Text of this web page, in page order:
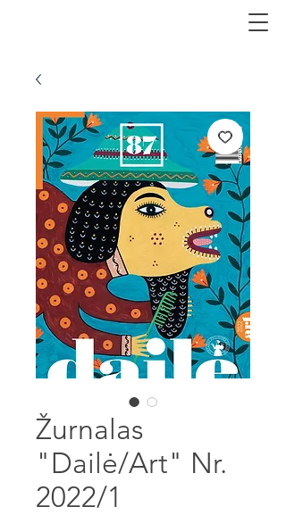
Žurnalas
"Dailė/Art" Nr.
2022/1